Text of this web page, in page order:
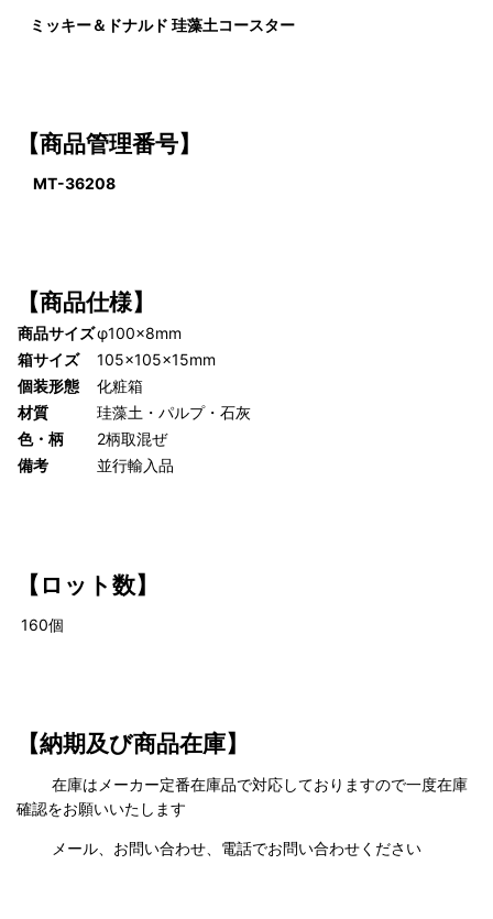
ミッキー＆ドナルド 珪藻土コースター
【商品管理番号】
MT-36208
【商品仕様】
商品サイズφ100×8mm
箱サイズ
105×105×15mm
個装形態
化粧箱
材質
珪藻土・パルプ・石灰
色・柄
2柄取混ぜ
備考
並行輸入品
【ロット数】
160個
【納期及び商品在庫】
在庫はメーカー定番在庫品で対応しておりますので一度在庫
確認をお願いいたします
メール、お問い合わせ、電話でお問い合わせください